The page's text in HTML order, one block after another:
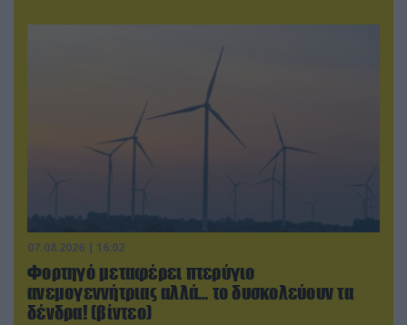
07.08.2026 | 16:02
Φορτηγό μεταφέρει πτερύγιο
ανεμογεννήτριας αλλά… το δυσκολεύουν τα
δένδρα! (βίντεο)